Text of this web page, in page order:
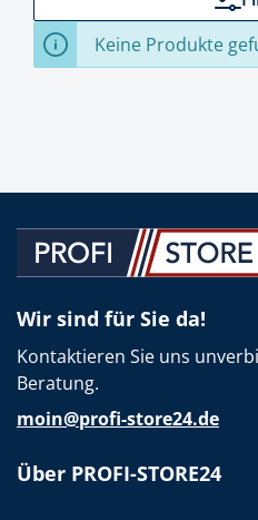
Keine Produkte
Wir sind für Sie da!
Kontaktieren Sie uns
Beratung.
moin@profi-store24.de
Über PROFI-STORE24